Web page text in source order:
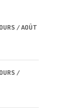
/ AOÛT
/